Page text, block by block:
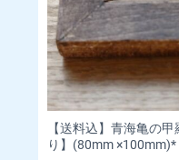
■お支払いについて
□取扱カード
Visa/MasterCard/JCB/
※すべて1回払いのみ承り
分割払い、ボーナス払い
【送料込】青海亀の
り】(80mm ×100mm​)*